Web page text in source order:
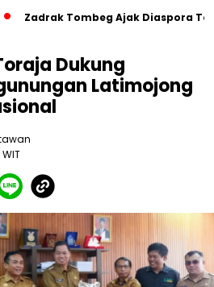
Zadrak Tombeg Ajak Diaspora Toraja
Dukung
Latimojong